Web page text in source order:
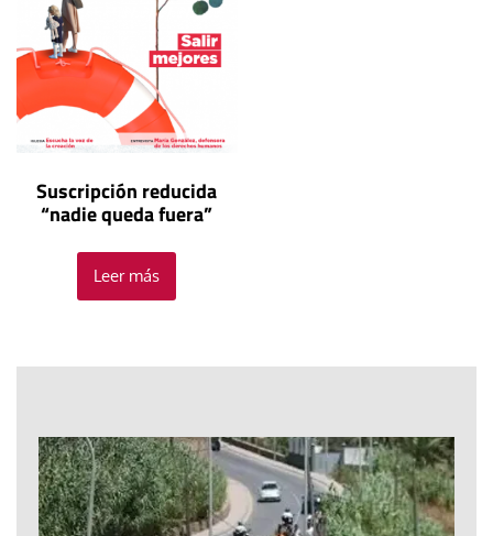
Suscripción reducida
“nadie queda fuera”
Leer más